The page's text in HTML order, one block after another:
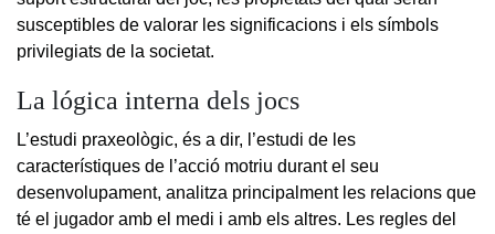
susceptibles de valorar les significacions i els símbols
privilegiats de la societat.
La lógica interna dels jocs
L’estudi praxeològic, és a dir, l’estudi de les
característiques de l’acció motriu durant el seu
desenvolupament, analitza principalment les relacions que
té el jugador amb el medi i amb els altres. Les regles del